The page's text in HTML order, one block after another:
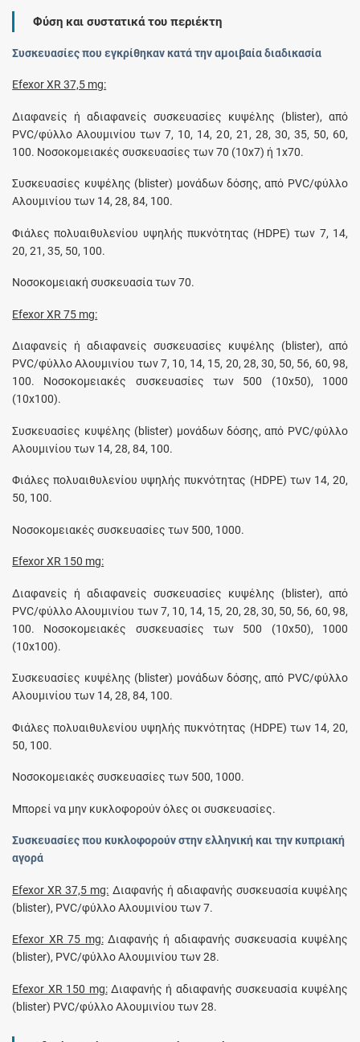
Φύση και συστατικά του περιέκτη
Συσκευασίες που εγκρίθηκαν κατά την αμοιβαία διαδικασία
Efexor XR 37,5 mg:
Διαφανείς ή αδιαφανείς συσκευασίες κυψέλης (blister), από
PVC/φύλλο Αλουμινίου των 7, 10, 14, 20, 21, 28, 30, 35, 50, 60,
100. Νοσοκομειακές συσκευασίες των 70 (10x7) ή 1x70.
Συσκευασίες κυψέλης (blister) μονάδων δόσης, από PVC/φύλλο
Αλουμινίου των 14, 28, 84, 100.
Φιάλες πολυαιθυλενίου υψηλής πυκνότητας (HDPE) των 7, 14,
20, 21, 35, 50, 100.
Νοσοκομειακή συσκευασία των 70.
Efexor XR 75 mg:
Διαφανείς ή αδιαφανείς συσκευασίες κυψέλης (blister), από
PVC/φύλλο Αλουμινίου των 7, 10, 14, 15, 20, 28, 30, 50, 56, 60, 98,
100. Νοσοκομειακές συσκευασίες των 500 (10x50), 1000
(10x100).
Συσκευασίες κυψέλης (blister) μονάδων δόσης, από PVC/φύλλο
Αλουμινίου των 14, 28, 84, 100.
Φιάλες πολυαιθυλενίου υψηλής πυκνότητας (HDPE) των 14, 20,
50, 100.
Νοσοκομειακές συσκευασίες των 500, 1000.
Efexor XR 150 mg:
Διαφανείς ή αδιαφανείς συσκευασίες κυψέλης (blister), από
PVC/φύλλο Αλουμινίου των 7, 10, 14, 15, 20, 28, 30, 50, 56, 60, 98,
100. Νοσοκομειακές συσκευασίες των 500 (10x50), 1000
(10x100).
Συσκευασίες κυψέλης (blister) μονάδων δόσης, από PVC/φύλλο
Αλουμινίου των 14, 28, 84, 100.
Φιάλες πολυαιθυλενίου υψηλής πυκνότητας (HDPE) των 14, 20,
50, 100.
Νοσοκομειακές συσκευασίες των 500, 1000.
Μπορεί να μην κυκλοφορούν όλες οι συσκευασίες.
Συσκευασίες που κυκλοφορούν στην ελληνική και την κυπριακή
αγορά
Efexor XR 37,5 mg: Διαφανής ή αδιαφανής συσκευασία κυψέλης
(blister), PVC/φύλλο Αλουμινίου των 7.
Efexor XR 75 mg:Διαφανής ή αδιαφανής συσκευασία κυψέλης
(blister), PVC/φύλλο Αλουμινίου των 28.
Efexor XR 150 mg:Διαφανής ή αδιαφανής συσκευασία κυψέλης
(blister) PVC/φύλλο Αλουμινίου των 28.